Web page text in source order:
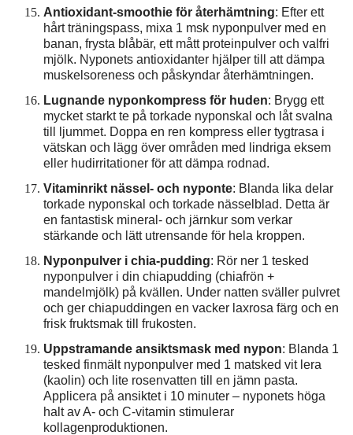
Antioxidant-smoothie för återhämtning: Efter ett
hårt träningspass, mixa 1 msk nyponpulver med en
banan, frysta blåbär, ett mått proteinpulver och valfri
mjölk. Nyponets antioxidanter hjälper till att dämpa
muskelsoreness och påskyndar återhämtningen.
Lugnande nyponkompress för huden: Brygg ett
mycket starkt te på torkade nyponskal och låt svalna
till ljummet. Doppa en ren kompress eller tygtrasa i
vätskan och lägg över områden med lindriga eksem
eller hudirritationer för att dämpa rodnad.
Vitaminrikt nässel- och nyponte: Blanda lika delar
torkade nyponskal och torkade nässelblad. Detta är
en fantastisk mineral- och järnkur som verkar
stärkande och lätt utrensande för hela kroppen.
Nyponpulver i chia-pudding: Rör ner 1 tesked
nyponpulver i din chiapudding (chiafrön +
mandelmjölk) på kvällen. Under natten sväller pulvret
och ger chiapuddingen en vacker laxrosa färg och en
frisk fruktsmak till frukosten.
Uppstramande ansiktsmask med nypon: Blanda 1
tesked finmält nyponpulver med 1 matsked vit lera
(kaolin) och lite rosenvatten till en jämn pasta.
Applicera på ansiktet i 10 minuter – nyponets höga
halt av A- och C-vitamin stimulerar
kollagenproduktionen.